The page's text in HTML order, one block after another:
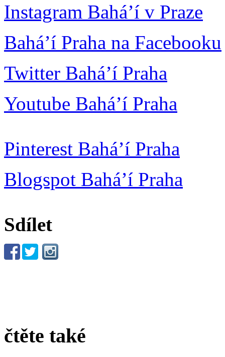
Instagram Bahá’í v Praze
Bahá’í Praha na Facebooku
Twitter Bahá’í Praha
Youtube Bahá’í Praha
Pinterest Bahá’í Praha
Blogspot Bahá’í Praha
Sdílet
čtěte také